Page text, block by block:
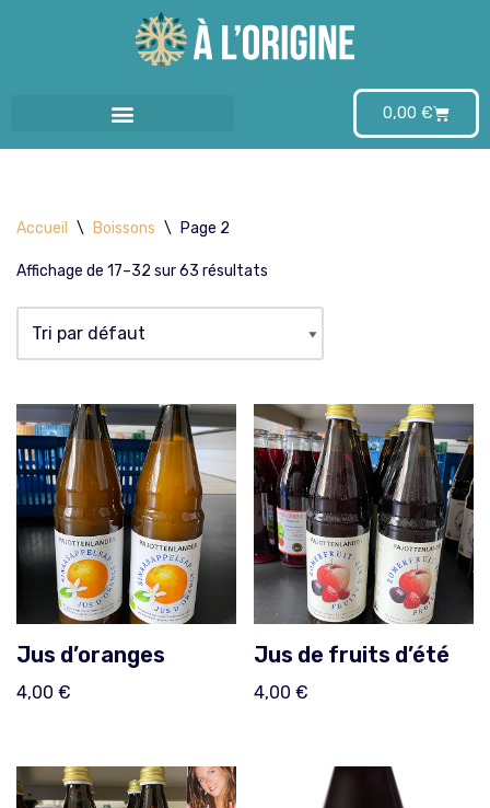
0,00 €
Accueil \ Boissons \ Page 2
Affichage de 17–32 sur 63 résultats
Jus d’oranges
4,00 €
Jus de fruits d’été
4,00€